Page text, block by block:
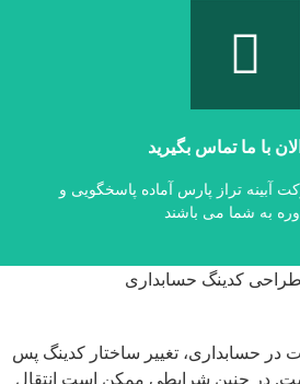
با ما تماس بگیرید
آبینه تراز پارس آماده پاسخگویی و
به شما می باشند
های ارتباطی با ما :
شماره تماس‌های ثابت:
۰۲۱۴۴۹۷۸۲۱۹
شماره همراه:
در حسابداری، تغییر ساختار کدینگ پس
در چنین شرایطی ممکن است انتقال